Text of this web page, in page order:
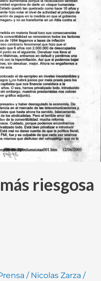
riesgosa
/ Nicolas Zarza /